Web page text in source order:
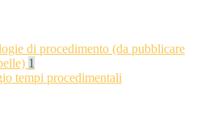
di procedimento (da pubblicare
1
tempi procedimentali